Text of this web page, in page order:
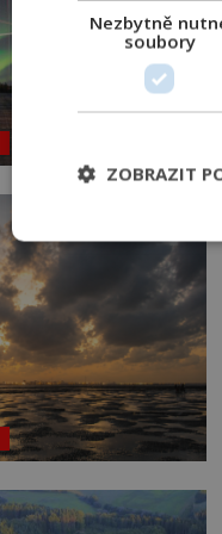
Nezbytně
soubory
ZOBRAZIT